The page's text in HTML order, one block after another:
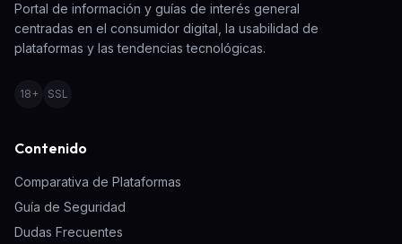
Portal de información y guías de interés general
centradas en el consumidor digital, la usabilidad de
plataformas y las tendencias tecnológicas.
18+ SSL
Contenido
Comparativa de Plataformas
Guía de Seguridad
Dudas Frecuentes